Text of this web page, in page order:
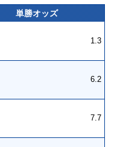
単勝オッズ
1.3
6.2
7.7